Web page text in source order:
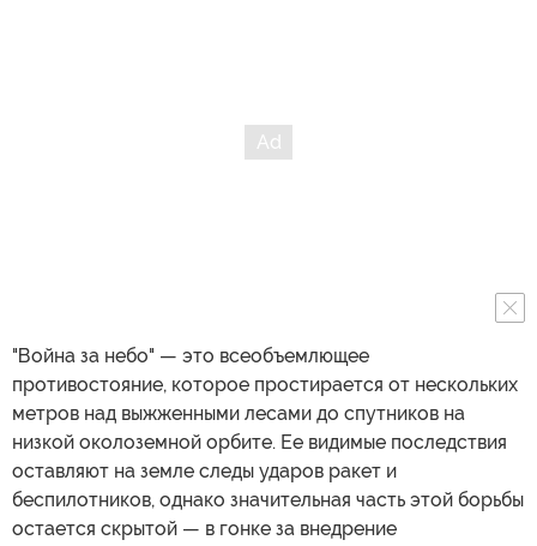
"Война за небо" — это всеобъемлющее
противостояние, которое простирается от нескольких
метров над выжженными лесами до спутников на
низкой околоземной орбите. Ее видимые последствия
оставляют на земле следы ударов ракет и
беспилотников, однако значительная часть этой борьбы
остается скрытой — в гонке за внедрение